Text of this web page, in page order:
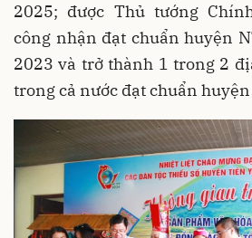
2025; được Thủ tướng
công nhận đạt chuẩn huyện
2023 và trở thành 1 trong 2
trong cả nước đạt chuẩn